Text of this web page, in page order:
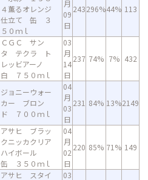
４薫るオレンジ
仕立て 缶 ３
５０ｍｌ
月
09
日
243296%44% 113
ＣＧＣ サン
タ テクラ ト
レッビアーノ
白 ７５０ｍｌ
03
月
14
日
237 74% 7% 432
ジョニーウォー
カー ブロン
ド ７００ｍｌ
04
月
03
日
231 84% 13%2149
アサヒ ブラッ
クニッカクリア
ハイボール
缶 ３５０ｍｌ
04
月
02
日
220 85% 71% 149
アサヒ スタイ
03